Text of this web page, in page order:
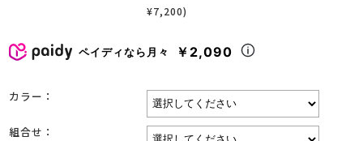
¥7,200)
ペイディなら月々 ￥2,090
カラー：
組合せ：